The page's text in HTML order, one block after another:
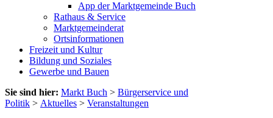
App der Marktgemeinde Buch
Rathaus & Service
Marktgemeinderat
Ortsinformationen
Freizeit und Kultur
Bildung und Soziales
Gewerbe und Bauen
Sie sind hier: Markt Buch > Bürgerservice und
Politik > Aktuelles > Veranstaltungen